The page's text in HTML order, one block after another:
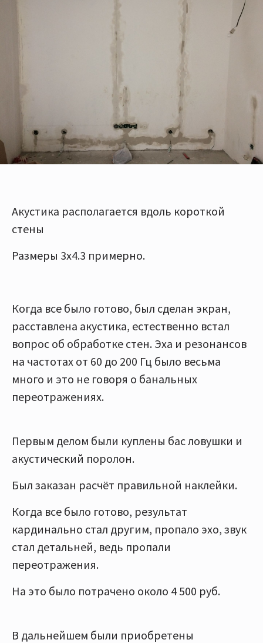
Акустика располагается вдоль короткой
стены
Размеры 3х4.3 примерно.
Когда все было готово, был сделан экран,
расставлена акустика, естественно встал
вопрос об обработке стен. Эха и резонансов
на частотах от 60 до 200 Гц было весьма
много и это не говоря о банальных
переотражениях.
Первым делом были куплены бас ловушки и
акустический поролон.
Был заказан расчёт правильной наклейки.
Когда все было готово, результат
кардинально стал другим, пропало эхо, звук
стал детальней, ведь пропали
переотражения.
На это было потрачено около 4 500 руб.
В дальнейшем были приобретены